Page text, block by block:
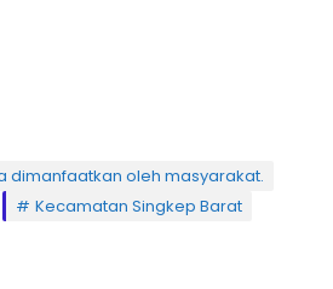
dimanfaatkan oleh masyarakat.
Kecamatan Singkep Barat